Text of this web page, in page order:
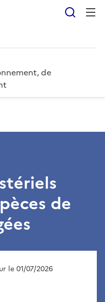
de
de
le 01/07/2026